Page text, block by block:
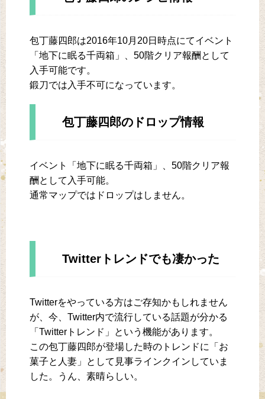
包丁藤四郎は2016年10月20日時点にてイベント
「地下に眠る千両箱」、50階クリア報酬として
入手可能です。
鍛刀では入手不可になっています。
包丁藤四郎のドロップ情報
イベント「地下に眠る千両箱」、50階クリア報
酬として入手可能。
通常マップではドロップはしません。
Twitterトレンドでも凄かった
Twitterをやっている方はご存知かもしれません
が、今、Twitter内で流行している話題が分かる
「Twitterトレンド」という機能があります。
この包丁藤四郎が登場した時のトレンドに「お
菓子と人妻」として見事ラインクインしていま
した。うん、素晴らしい。